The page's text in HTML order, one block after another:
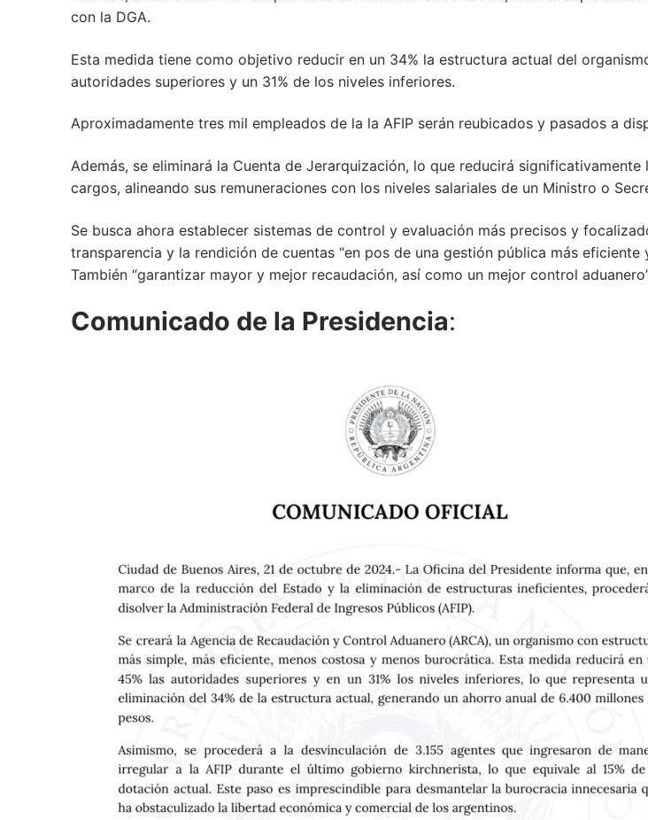
con la DGA.
Esta medida tiene como objetivo reducir en un 34% la estructura actual del
autoridades superiores y un 31% de los niveles inferiores.
Aproximadamente tres mil empleados de la la AFIP serán reubicados y pasados a
Además, se eliminará la Cuenta de Jerarquización, lo que reducirá
cargos, alineando sus remuneraciones con los niveles salariales de un Ministro o
Se busca ahora establecer sistemas de control y evaluación más precisos y
transparencia y la rendición de cuentas “en pos de una gestión pública más eficiente
También “garantizar mayor y mejor recaudación, así como un mejor control
Comunicado de la Presidencia: